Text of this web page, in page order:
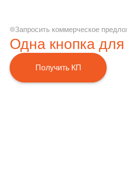
Запросить коммерческое
Одна кнопка
Получить КП